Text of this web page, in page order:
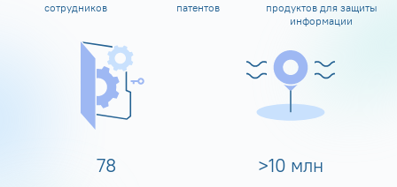
сотрудников патентов
продуктов для защиты
информации
80 >10 млн